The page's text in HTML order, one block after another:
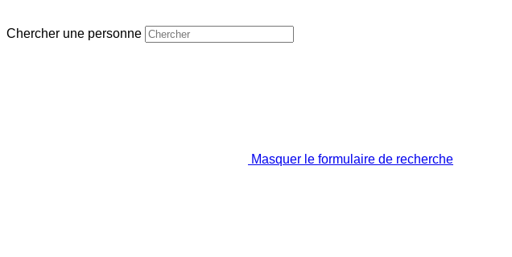
Chercher une personne
Masquer le formulaire de recherche